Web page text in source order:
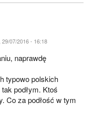
29/07/2016 - 16:18
naprawdę
typowo polskich
podłym. Ktoś
Co za podłość w tym